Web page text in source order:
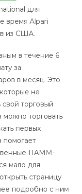
для
время Alpari
из США.
в течение 6
за
в месяц. Это
не
свой торговый
торговать
первых
ПАММ-
мало для
страницу
подробно с ним